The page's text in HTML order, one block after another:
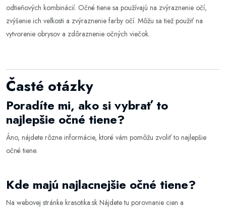
odtieňových kombinácií. Očné tiene sa používajú na zvýraznenie očí,
zvýšenie ich veľkosti a zvýraznenie farby očí. Môžu sa tiež použiť na
vytvorenie obrysov a zdôraznenie očných viečok.
Časté otázky
Poradíte mi, ako si vybrať to
najlepšie očné tiene?
Áno, nájdete rôzne informácie, ktoré vám pomôžu zvoliť to najlepšie
očné tiene.
Kde majú najlacnejšie očné tiene?
Na webovej stránke krasotika.sk Nájdete tu porovnanie cien a